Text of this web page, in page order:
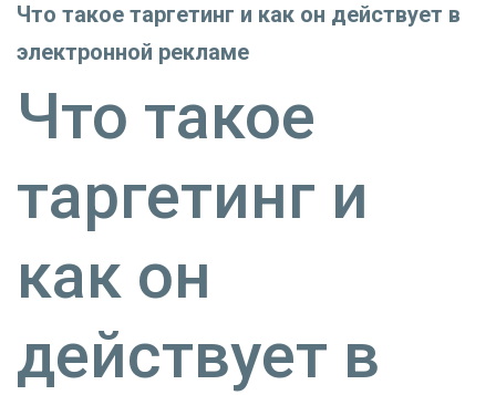
Что такое таргетинг и как он действует в
электронной рекламе
Что такое
таргетинг и
как он
действует в